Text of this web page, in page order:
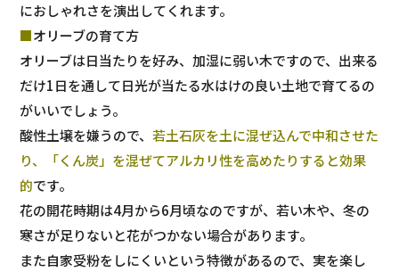
におしゃれさを演出してくれます。
■オリーブの育て方
オリーブは日当たりを好み、加湿に弱い木ですので、出来る
だけ1日を通して日光が当たる水はけの良い土地で育てるの
がいいでしょう。
酸性土壌を嫌うので、若土石灰を土に混ぜ込んで中和させた
り、「くん炭」を混ぜてアルカリ性を高めたりすると効果
的です。
花の開花時期は4月から6月頃なのですが、若い木や、冬の
寒さが足りないと花がつかない場合があります。
また自家受粉をしにくいという特徴があるので、実を楽し